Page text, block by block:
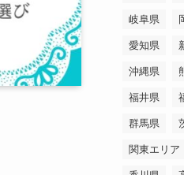
岐阜県
愛知県
沖縄県
福井県
群馬県
関東エリア